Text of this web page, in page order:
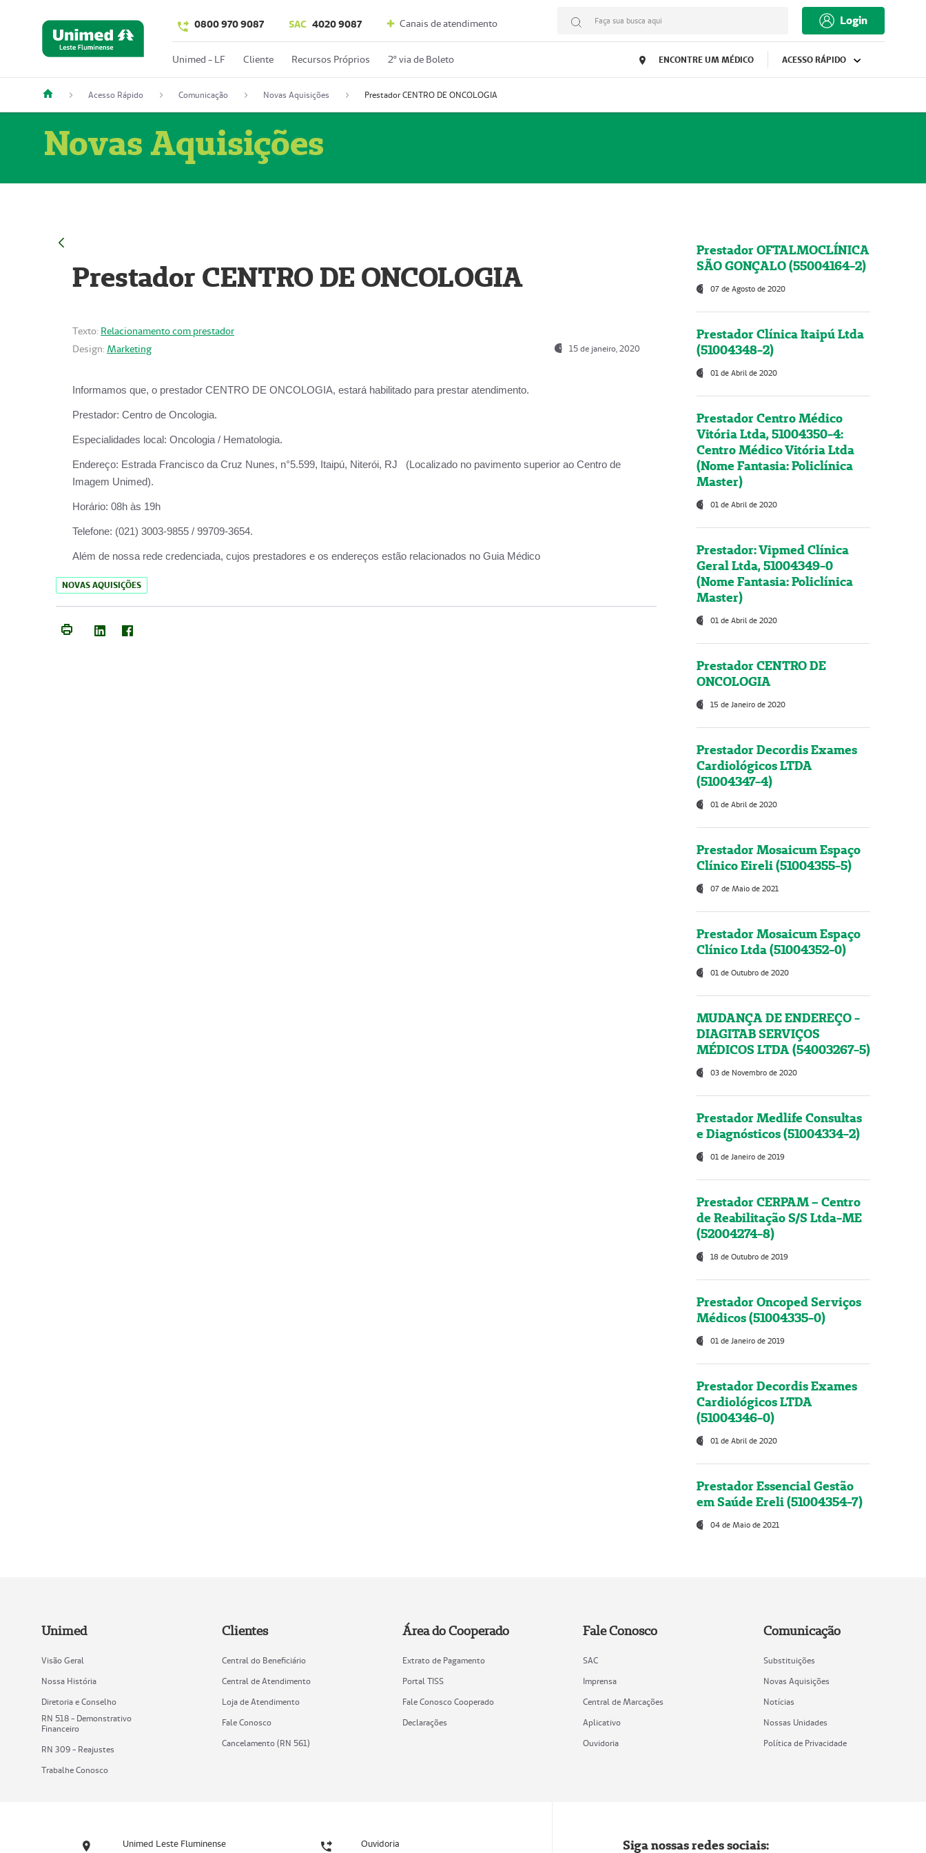
0800 970 9087 SAC 4020 9087 Canais de atendimento Faça sua busca aqui Login
Unimed - LF Cliente Recursos Próprios 2º via de Boleto ENCONTRE UM MÉDICO ACESSO RÁPIDO
Acesso Rápido Comunicação Novas Aquisições Prestador CENTRO DE ONCOLOGIA
Novas Aquisições
Prestador CENTRO DE ONCOLOGIA
Texto: Relacionamento com prestador
Design: Marketing 15 de janeiro, 2020
Informamos que, o prestador CENTRO DE ONCOLOGIA, estará habilitado para prestar atendimento.
Prestador: Centro de Oncologia.
Especialidades local: Oncologia / Hematologia.
Endereço: Estrada Francisco da Cruz Nunes, n°5.599, Itaipú, Niterói, RJ (Localizado no pavimento superior ao Centro de
Imagem Unimed).
Horário: 08h às 19h
Telefone: (021) 3003-9855 / 99709-3654.
Além de nossa rede credenciada, cujos prestadores e os endereços estão relacionados no Guia Médico
NOVAS AQUISIÇÕES
Prestador OFTALMOCLÍNICA
SÃO GONÇALO (55004164-2)
07 de Agosto de 2020
Prestador Clínica Itaipú Ltda
(51004348-2)
01 de Abril de 2020
Prestador Centro Médico
Vitória Ltda, 51004350-4:
Centro Médico Vitória Ltda
(Nome Fantasia: Policlínica
Master)
01 de Abril de 2020
Prestador: Vipmed Clínica
Geral Ltda, 51004349-0
(Nome Fantasia: Policlínica
Master)
01 de Abril de 2020
Prestador CENTRO DE
ONCOLOGIA
15 de Janeiro de 2020
Prestador Decordis Exames
Cardiológicos LTDA
(51004347-4)
01 de Abril de 2020
Prestador Mosaicum Espaço
Clínico Eireli (51004355-5)
07 de Maio de 2021
Prestador Mosaicum Espaço
Clínico Ltda (51004352-0)
01 de Outubro de 2020
MUDANÇA DE ENDEREÇO -
DIAGITAB SERVIÇOS
MÉDICOS LTDA (54003267-5)
03 de Novembro de 2020
Prestador Medlife Consultas
e Diagnósticos (51004334-2)
01 de Janeiro de 2019
Prestador CERPAM – Centro
de Reabilitação S/S Ltda-ME
(52004274-8)
18 de Outubro de 2019
Prestador Oncoped Serviços
Médicos (51004335-0)
01 de Janeiro de 2019
Prestador Decordis Exames
Cardiológicos LTDA
(51004346-0)
01 de Abril de 2020
Prestador Essencial Gestão
em Saúde Ereli (51004354-7)
04 de Maio de 2021
Unimed
Visão Geral
Nossa História
Diretoria e Conselho
RN 518 - Demonstrativo
Financeiro
RN 309 - Reajustes
Trabalhe Conosco
Clientes
Central do Beneficiário
Central de Atendimento
Loja de Atendimento
Fale Conosco
Cancelamento (RN 561)
Área do Cooperado
Extrato de Pagamento
Portal TISS
Fale Conosco Cooperado
Declarações
Fale Conosco
SAC
Imprensa
Central de Marcações
Aplicativo
Ouvidoria
Comunicação
Substituições
Novas Aquisições
Notícias
Nossas Unidades
Política de Privacidade
Unimed Leste Fluminense Ouvidoria Siga nossas redes sociais: